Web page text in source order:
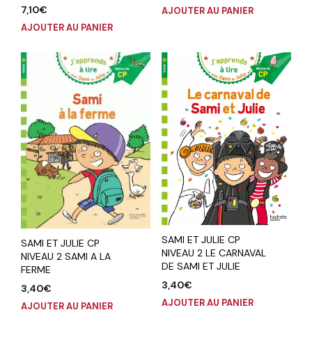
7,10€
AJOUTER AU PANIER
AJOUTER AU PANIER
SAMI ET JULIE CP
NIVEAU 2 SAMI A LA
FERME
3,40€
AJOUTER AU PANIER
SAMI ET JULIE CP
NIVEAU 2 LE CARNAVAL
DE SAMI ET JULIE
3,40€
AJOUTER AU PANIER